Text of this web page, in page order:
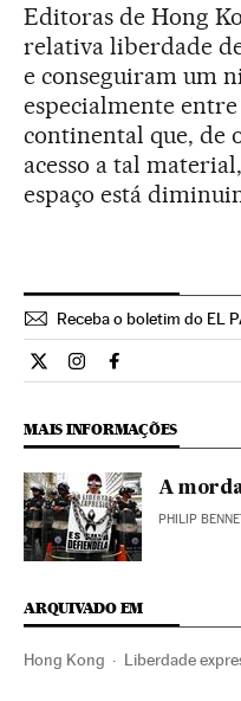
Editoras de Hong
relativa liberdade
e conseguiram um
especialmente
continental que, de
acesso a tal
espaço está
Receba o boletim do EL
Internacional El País
Internacional El
Internacional El
MAIS INFORMAÇÕES
A
PHILIP
ARQUIVADO EM
Hong Kong Liberdade